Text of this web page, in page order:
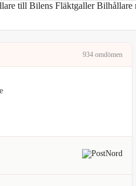
till Bilens Fläktgaller Bilhållare
934 omdömen